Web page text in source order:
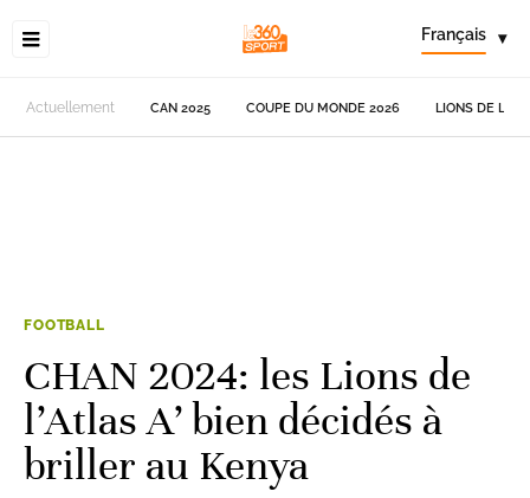
Français ▾
Actuellement CAN 2025 COUPE DU MONDE 2026 LIONS DE
FOOTBALL
CHAN 2024: les Lions de
l’Atlas A’ bien décidés à
briller au Kenya